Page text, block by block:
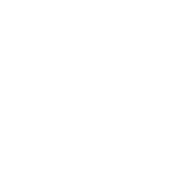
Deze geboden worden in
bewoordingen
"begin, draagster en doel
maatschappelijke
maakt het mogelijk een
te geven in een uitvoerige
zin zijn de zedelijke